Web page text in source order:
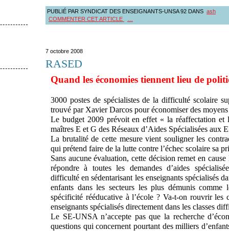
PUBLIÉ PAR SYNDICAT DES ENSEIGNANTS-UNSA 92 DANS ash
COMMENTER CET ARTICLE
7 octobre 2008
RASED
Quand les économies tiennent lieu de
3000 postes de spécialistes de la difficulté scolaire
trouvé par Xavier Darcos pour économiser des
Le budget 2009 prévoit en effet « la réaffectation et
maîtres E et G des Réseaux d’Aides Spécialisées
La brutalité de cette mesure vient souligner les
qui prétend faire de la lutte contre l’échec scolaire sa
Sans aucune évaluation, cette décision remet en
répondre à toutes les demandes d’aides
difficulté en sédentarisant les enseignants spécialisés
enfants dans les secteurs les plus démunis
spécificité rééducative à l’école ? Va-t-on rouvrir les
enseignants spécialisés directement dans les classes
Le SE-UNSA n’accepte pas que la recherche
questions qui concernent pourtant des milliers